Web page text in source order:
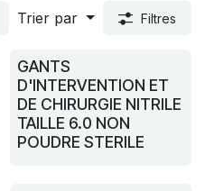
Trier par Filtres
GANTS
D'INTERVENTION ET
DE CHIRURGIE NITRILE
TAILLE 6.0 NON
POUDRE STERILE